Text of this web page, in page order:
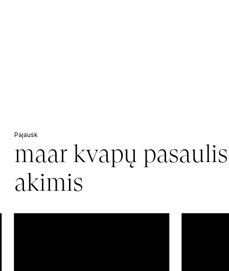
Pajausk
maar kvapų
akimis